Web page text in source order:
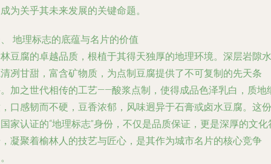
为关乎其未来发展的关键命题。
地理标志的底蕴与名片的价值
豆腐的卓越品质，根植于其得天独厚的地理环境。深层岩隙水
冽甘甜，富含矿物质，为点制豆腐提供了不可复制的先天条
加之世代相传的工艺——酸浆点制，使得成品色泽乳白，质地
口感韧而不硬，豆香浓郁，风味迥异于石膏或卤水豆腐。这份
家认证的“地理标志”身份，不仅是品质保证，更是深厚的文化
凝聚着榆林人的技艺与匠心，是其作为城市名片的核心竞争